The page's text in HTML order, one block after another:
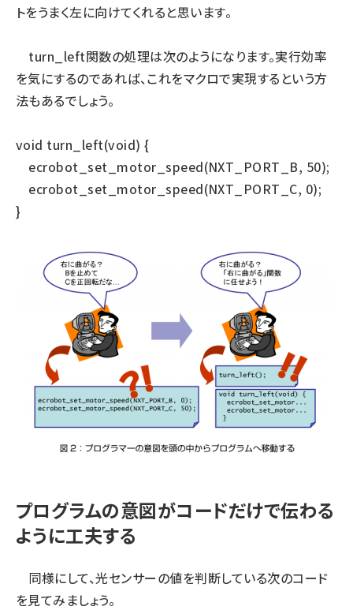
トをうまく左に向けてくれると思います。
turn_left関数の処理は次のようになります。実行効率
を気にするのであれば、これをマクロで実現するという方
法もあるでしょう。
void turn_left(void) {
ecrobot_set_motor_speed(NXT_PORT_B, 50);
ecrobot_set_motor_speed(NXT_PORT_C, 0);
}
プログラムの意図がコードだけで伝わる
ように工夫する
同様にして、光センサーの値を判断している次のコード
を見てみましょう。